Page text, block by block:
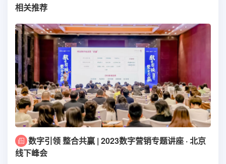
相关推荐
数字引领 整合共赢 | 2023数字营销专题讲座 · 北京
线下峰会